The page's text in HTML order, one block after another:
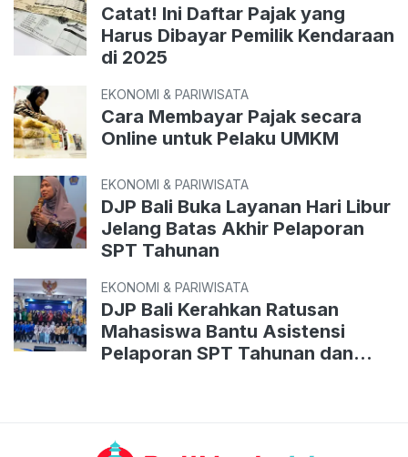
Catat! Ini Daftar Pajak yang
Harus Dibayar Pemilik Kendaraan
di 2025
EKONOMI & PARIWISATA
Cara Membayar Pajak secara
Online untuk Pelaku UMKM
EKONOMI & PARIWISATA
DJP Bali Buka Layanan Hari Libur
Jelang Batas Akhir Pelaporan
SPT Tahunan
EKONOMI & PARIWISATA
DJP Bali Kerahkan Ratusan
Mahasiswa Bantu Asistensi
Pelaporan SPT Tahunan dan